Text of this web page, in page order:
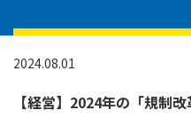
2024.08.01
【経営】2024年の「規制